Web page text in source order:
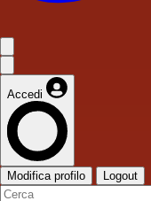
Accedi
Modifica profilo Logout